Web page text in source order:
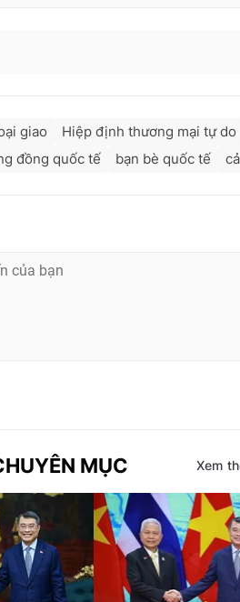
giao Hiệp định thương mại tự do
đồng quốc tế
bạn bè quốc tế
MỤC Xem